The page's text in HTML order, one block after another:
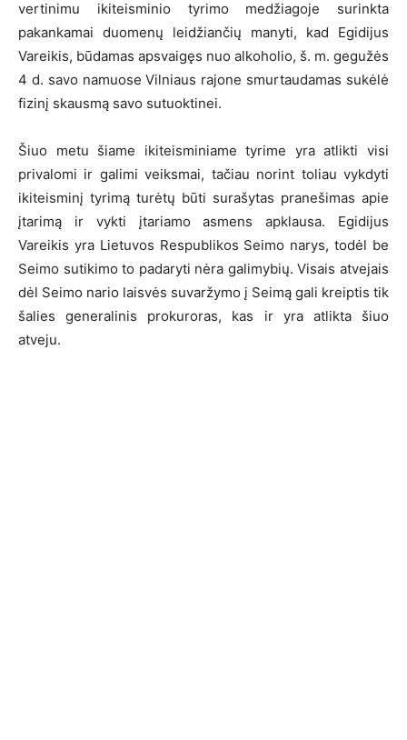
vertinimu ikiteisminio tyrimo medžiagoje surinkta
pakankamai duomenų leidžiančių manyti, kad Egidijus
Vareikis, būdamas apsvaigęs nuo alkoholio, š. m. gegužės
4 d. savo namuose Vilniaus rajone smurtaudamas sukėlė
fizinį skausmą savo sutuoktinei.
Šiuo metu šiame ikiteisminiame tyrime yra atlikti visi
privalomi ir galimi veiksmai, tačiau norint toliau vykdyti
ikiteisminį tyrimą turėtų būti surašytas pranešimas apie
įtarimą ir vykti įtariamo asmens apklausa. Egidijus
Vareikis yra Lietuvos Respublikos Seimo narys, todėl be
Seimo sutikimo to padaryti nėra galimybių. Visais atvejais
dėl Seimo nario laisvės suvaržymo į Seimą gali kreiptis tik
šalies generalinis prokuroras, kas ir yra atlikta šiuo
atveju.